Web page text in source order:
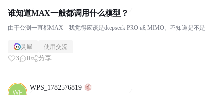
谁知道MAX一般都调用什么模型？
由于公测一直都MAX，我觉得应该是deepseek PRO 或 MIMO。不知道是不是
灵犀 使用交流
3 0 分享
WPS_1782576819